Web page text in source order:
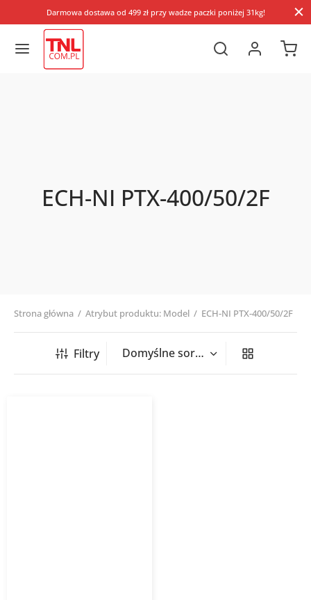
Darmowa dostawa od 499 zł przy wadze paczki poniżej 31kg!
ECH-NI PTX-400/50/2F
Strona główna / Atrybut produktu: Model / ECH-NI PTX-400/50/2F
Filtry